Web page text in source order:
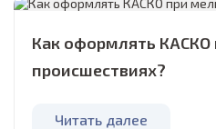
Как оформлять КАСКО
происшествиях?
Читать далее